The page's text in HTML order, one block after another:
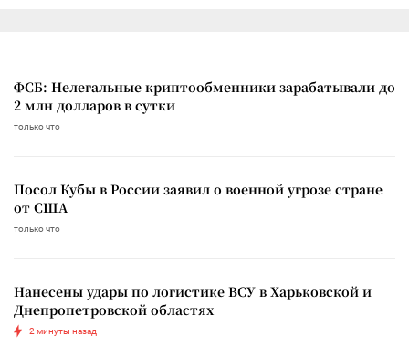
ФСБ: Нелегальные криптообменники зарабатывали до
2 млн долларов в сутки
только что
Посол Кубы в России заявил о военной угрозе стране
от США
только что
Нанесены удары по логистике ВСУ в Харьковской и
Днепропетровской областях
2 минуты назад